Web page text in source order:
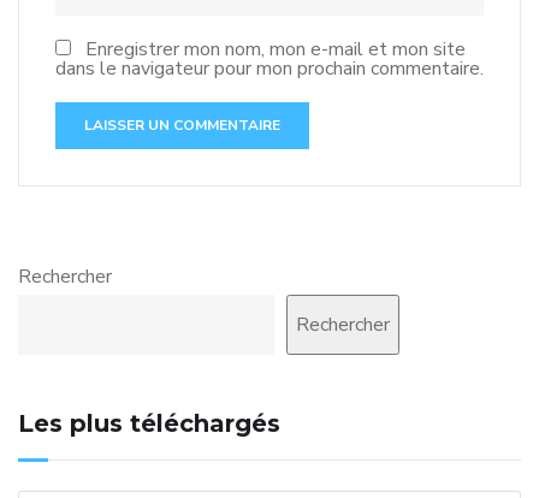
Enregistrer mon nom, mon e-mail et mon site
dans le navigateur pour mon prochain commentaire.
Rechercher
Rechercher
Les plus téléchargés